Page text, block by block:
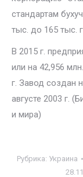
стандартам
тыс. до 165 тыс.
В 2015 г.
или на 42,956
г. Завод создан
августе 2003 г.
и мира)
Рубрика: Украина